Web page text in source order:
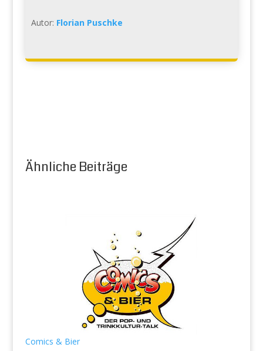
Autor: Florian Puschke
Ähnliche Beiträge
Comics & Bier